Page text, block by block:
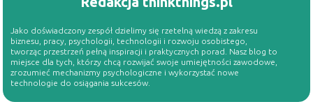
Jako doświadczony zespół dzielimy się rzetelną wiedzą z zakresu
biznesu, pracy, psychologii, technologii i rozwoju osobistego,
tworząc przestrzeń pełną inspiracji i praktycznych porad. Nasz blog to
miejsce dla tych, którzy chcą rozwijać swoje umiejętności zawodowe,
zrozumieć mechanizmy psychologiczne i wykorzystać nowe
technologie do osiągania sukcesów.